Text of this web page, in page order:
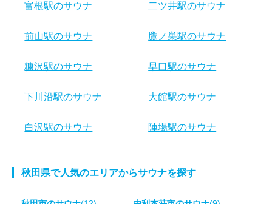
富根駅のサウナ 二ツ井駅のサウナ
前山駅のサウナ 鷹ノ巣駅のサウナ
糠沢駅のサウナ 早口駅のサウナ
下川沿駅のサウナ 大館駅のサウナ
白沢駅のサウナ 陣場駅のサウナ
秋田県で人気のエリアからサウナを探す